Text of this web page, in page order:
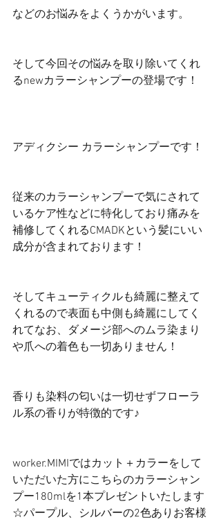
などのお悩みをよくうかがいます。
そして今回その悩みを取り除いてくれ
るnewカラーシャンプーの登場です！
アディクシー カラーシャンプーです！
従来のカラーシャンプーで気にされて
いるケア性などに特化しており痛みを
補修してくれるCMADKという髪にいい
成分が含まれております！
そしてキューティクルも綺麗に整えて
くれるので表面も中側も綺麗にしてく
れてなお、ダメージ部へのムラ染まり
や爪への着色も一切ありません！
香りも染料の匂いは一切せずフローラ
ル系の香りが特徴的です♪
worker.MIMIではカット＋カラーをして
いただいた方にこちらのカラーシャン
プー180mlを1本プレゼントいたします
☆パープル、シルバーの2色ありお客様